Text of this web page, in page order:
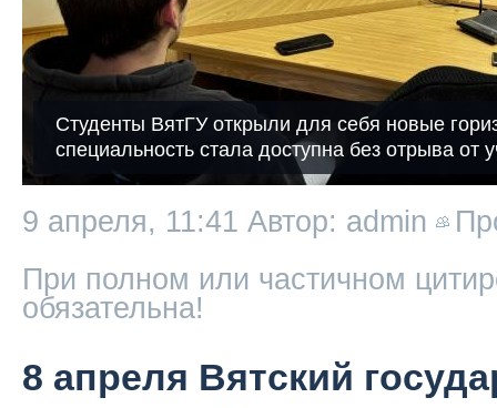
Студенты ВятГУ открыли для себя новые
специальность стала доступна без отрыва от
9 апреля, 11:41 Автор: admin
При полном или частичном
обязательна!
8 апреля Вятский